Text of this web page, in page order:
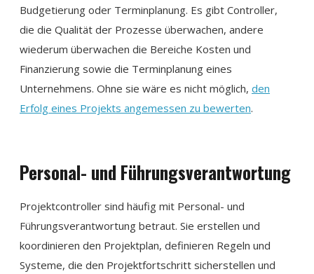
Budgetierung oder Terminplanung. Es gibt Controller,
die die Qualität der Prozesse überwachen, andere
wiederum überwachen die Bereiche Kosten und
Finanzierung sowie die Terminplanung eines
Unternehmens. Ohne sie wäre es nicht möglich, den
Erfolg eines Projekts angemessen zu bewerten.
Personal- und Führungsverantwortung
Projektcontroller sind häufig mit Personal- und
Führungsverantwortung betraut. Sie erstellen und
koordinieren den Projektplan, definieren Regeln und
Systeme, die den Projektfortschritt sicherstellen und